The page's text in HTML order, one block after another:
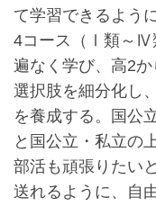
狭山ヶ丘高等学校
ブックマークした学
ブックマークした学
て学習できるよう
4コース（Ⅰ類～Ⅳ
遍なく学び、高2
選択肢を細分化し
を養成する。国公
と国公立・私立の
部活も頑張りたい
送れるように、自